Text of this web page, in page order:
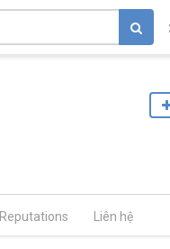
Reputations Liên hệ